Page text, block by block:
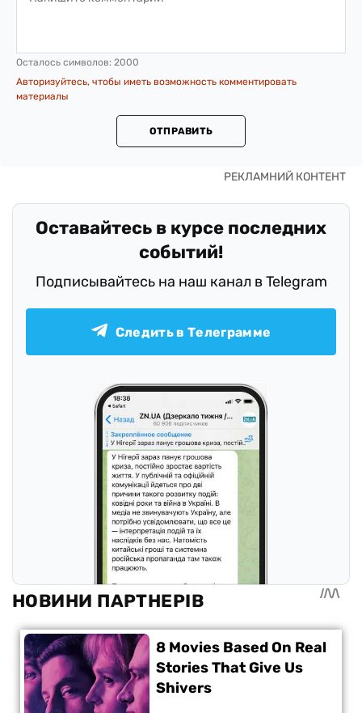
Осталось символов: 2000
Авторизуйтесь, чтобы иметь возможность комментировать
материалы
ОТПРАВИТЬ
Оставайтесь в курсе последних
событий!
Подписывайтесь на наш канал в Telegram
Следить в Телеграмме